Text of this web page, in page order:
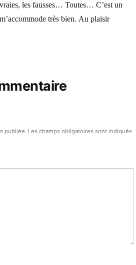
les fausses… Toutes… C’est un
très bien. Au plaisir
publiée. Les champs obligatoires sont indiqués